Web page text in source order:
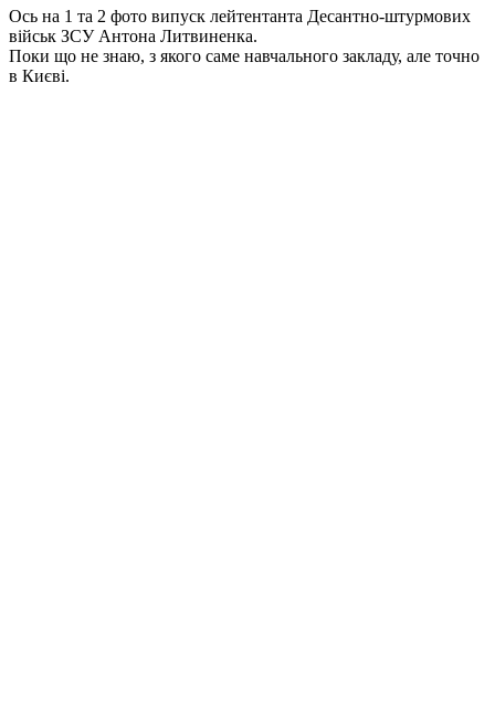
Ось на 1 та 2 фото випуск лейтентанта Десантно-штурмових
військ ЗСУ Антона Литвиненка.
Поки що не знаю, з якого саме навчального закладу, але точно
в Києві.